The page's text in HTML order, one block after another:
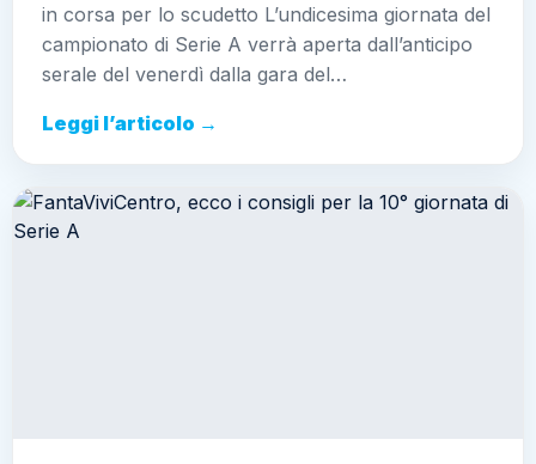
in corsa per lo scudetto L’undicesima giornata del
campionato di Serie A verrà aperta dall’anticipo
serale del venerdì dalla gara del…
Leggi l’articolo →